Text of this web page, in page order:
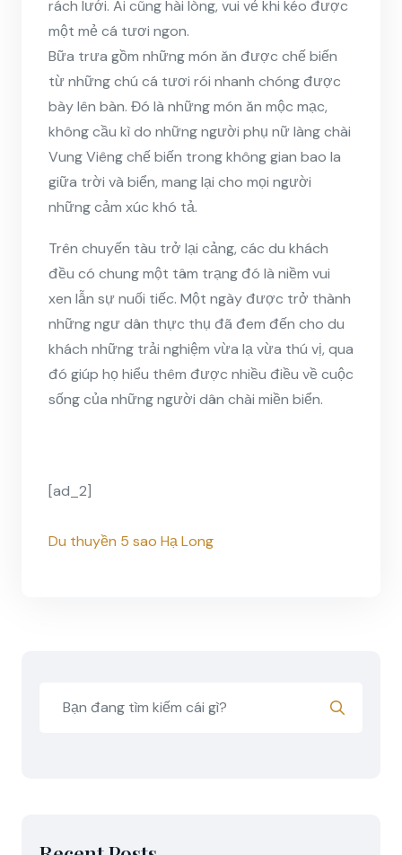
rách lưới. Ai cũng hài lòng, vui vẻ khi kéo được
một mẻ cá tươi ngon.
Bữa trưa gồm những món ăn được chế biến
từ những chú cá tươi rói nhanh chóng được
bày lên bàn. Đó là những món ăn mộc mạc,
không cầu kì do những người phụ nữ làng chài
Vung Viêng chế biến trong không gian bao la
giữa trời và biển, mang lại cho mọi người
những cảm xúc khó tả.
Trên chuyến tàu trở lại cảng, các du khách
đều có chung một tâm trạng đó là niềm vui
xen lẫn sự nuối tiếc. Một ngày được trở thành
những ngư dân thực thụ đã đem đến cho du
khách những trải nghiệm vừa lạ vừa thú vị, qua
đó giúp họ hiểu thêm được nhiều điều về cuộc
sống của những người dân chài miền biển.
[ad_2]
Du thuyền 5 sao Hạ Long